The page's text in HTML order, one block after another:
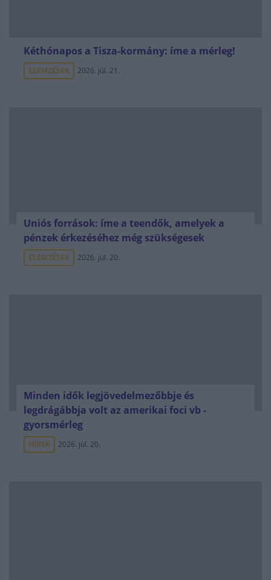
Kéthónapos a Tisza-kormány: íme a mérleg!
ELEMZÉSEK 2026. júl. 21.
Uniós források: íme a teendők, amelyek a
pénzek érkezéséhez még szükségesek
ELEMZÉSEK 2026. júl. 20.
Minden idők legjövedelmezőbbje és
legdrágábbja volt az amerikai foci vb -
gyorsmérleg
HÍREK 2026. júl. 20.